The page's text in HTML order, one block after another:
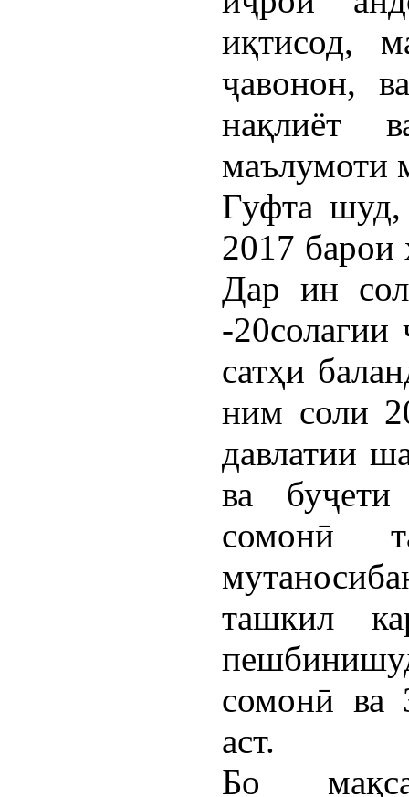
иқтисод,
ҷавонон,
нақлиёт
маълумоти
Гуфта шуд,
2017 барои
Дар ин
-
сатҳи
ним соли
давлатии
ва
сомонӣ
ташкил
сомонӣ ва
аст.
Бо